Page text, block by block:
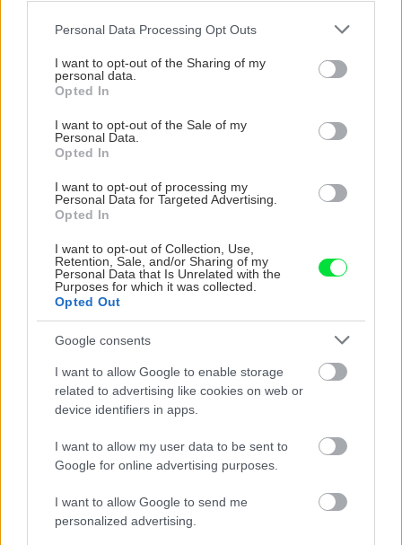
Please note that this website/app uses one or more Google
not limited to your visit or usage behaviour. You may click to
grant or deny consent to Google and its third-party tags to
use your data for below specified purposes in below Google
consent section.
Personal Data Processing Opt Outs
I want to opt-out of the Sharing of my
personal data.
Opted In
I want to opt-out of the Sale of my
Personal Data.
Opted In
I want to opt-out of processing my
Personal Data for Targeted Advertising.
Opted In
I want to opt-out of Collection, Use,
Retention, Sale, and/or Sharing of my
Personal Data that Is Unrelated with the
Purposes for which it was collected.
Opted Out
Google consents
I want to allow Google to enable storage
related to advertising like cookies on web or
device identifiers in apps.
I want to allow my user data to be sent to
Google for online advertising purposes.
I want to allow Google to send me
personalized advertising.
VIDEO
Chcete dominantu interiéru,
ktorá pritiahne pohľady?
Vyrobte si takéto masívne
orechové svietidlo
ako to vyriešiť
ZÁHRADA